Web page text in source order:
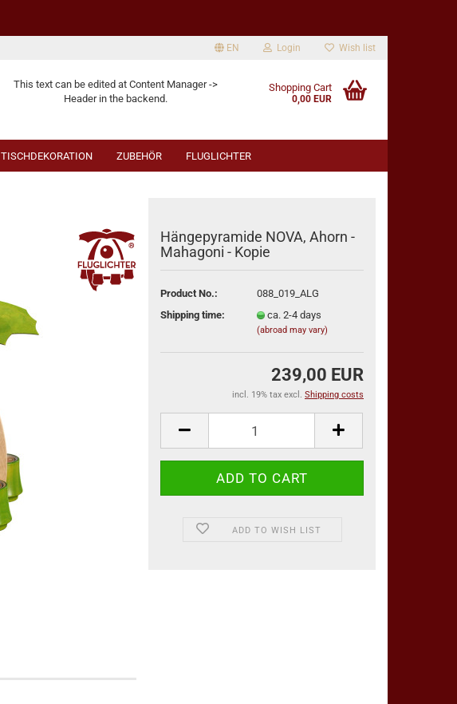
EN
Change language
Login
Create a new account
Forgot password?
Wish list
This text can be edited at Content Manager ->
Header in the backend.
Shopping Cart
0,00 EUR
TISCHDEKORATION ZUBEHÖR FLUGLICHTER
Hängepyramide NOVA, Ahorn -
Mahagoni - Kopie
Product No.:
088_019_ALG
Shipping time:
ca. 2-4 days
(abroad may vary)
239,00 EUR
incl. 19% tax excl. Shipping costs
ADD TO WISH LIST